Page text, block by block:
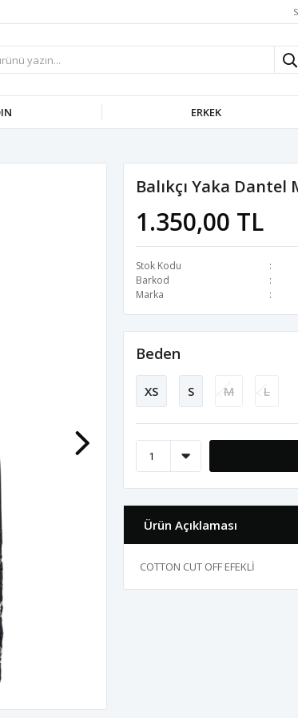
ERKEK
Balıkçı Yaka Dantel
1.350,00 TL
Stok Kodu
Barkod
Marka
Beden
XS S M L
Ürün Açıklaması
COTTON CUT OFF EFEKLİ